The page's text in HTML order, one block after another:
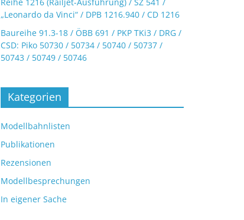
„Leonardo da Vinci“ / DPB 1216.940 / CD 1216
Baureihe 91.3-18 / ÖBB 691 / PKP TKi3 / DRG /
CSD: Piko 50730 / 50734 / 50740 / 50737 /
50743 / 50749 / 50746
Kategorien
Modellbahnlisten
Publikationen
Rezensionen
Modellbesprechungen
In eigener Sache